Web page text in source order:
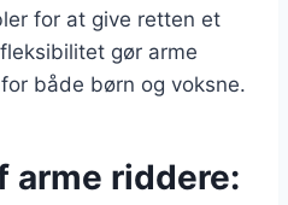
for at give retten et
gør arme
både børn og voksne.
arme riddere: